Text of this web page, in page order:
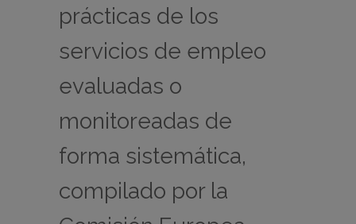
prácticas de los
servicios de empleo
evaluadas o
monitoreadas de
forma sistemática,
compilado por la